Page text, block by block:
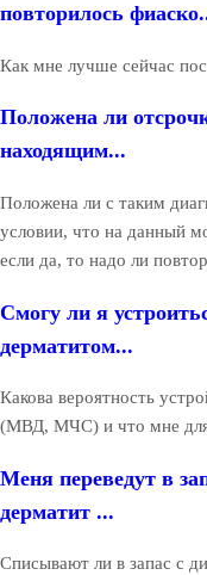
повторилось
Как мне лучше сейчас
Положена ли
находящим...
Положена ли с таким
условии, что на данный
если да, то надо ли
Смогу ли я
дерматитом...
Какова вероятность
(МВД, МЧС) и что мне для
Меня переведут в
дерматит ...
Списывают ли в запас с